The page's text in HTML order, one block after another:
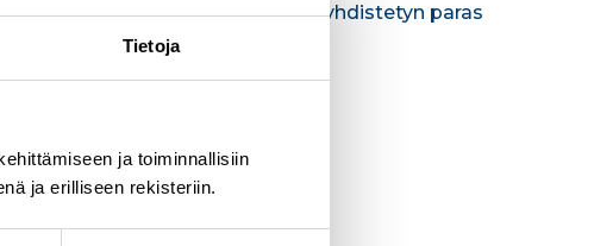
Tietoja
ja toiminnallisiin
ja erilliseen rekisteriin.
Hiihtoseura mäkihypyn ja yhdistetyn paras